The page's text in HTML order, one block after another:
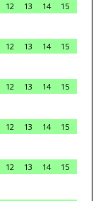
12 13 14
15
12 13 14
15
12 13 14
15
12 13 14
15
12 13 14
15